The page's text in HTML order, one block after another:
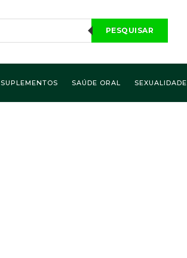
PESQUISAR
SUPLEMENTOS SAÚDE ORAL SEXUALIDADE